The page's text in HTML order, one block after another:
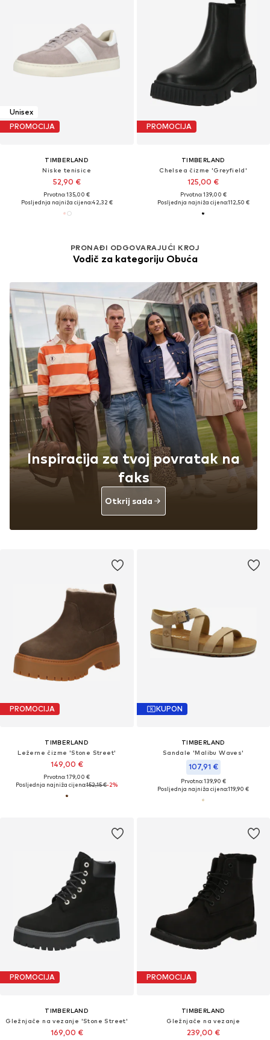
Unisex
PROMOCIJA
TIMBERLAND
Niske tenisice
52,90 €
Prvotno: 135,00 €
Posljednja najniža cijena:42,32 €
PROMOCIJA
TIMBERLAND
Chelsea čizme 'Greyfield'
125,00 €
Prvotno: 139,00 €
Posljednja najniža cijena:112,50 €
PROMOCIJA
TIMBERLAND
Ležerne čizme 'Stone Street'
149,00 €
Prvotno: 179,00 €
Posljednja najniža cijena:152,15 €-2%
KUPON
TIMBERLAND
Sandale 'Malibu Waves'
107,91 €
Prvotno: 139,90 €
Posljednja najniža cijena:119,90 €
PRONAĐI ODGOVARAJUĆI KROJ
Vodič za kategoriju Obuća
Inspiracija za tvoj povratak na
faks
Otkrij sada
PROMOCIJA
TIMBERLAND
Gležnjače na vezanje 'Stone Street'
169,00 €
PROMOCIJA
TIMBERLAND
Gležnjače na vezanje
239,00 €